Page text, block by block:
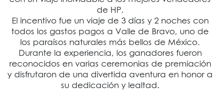
de HP.
El incentivo fue un viaje de 3 días y 2 noches con
todos los gastos pagos a Valle de Bravo, uno de
los paraísos naturales más bellos de México.
Durante la experiencia, los ganadores fueron
reconocidos en varias ceremonias de premiación
y disfrutaron de una divertida aventura en honor a
su dedicación y lealtad.